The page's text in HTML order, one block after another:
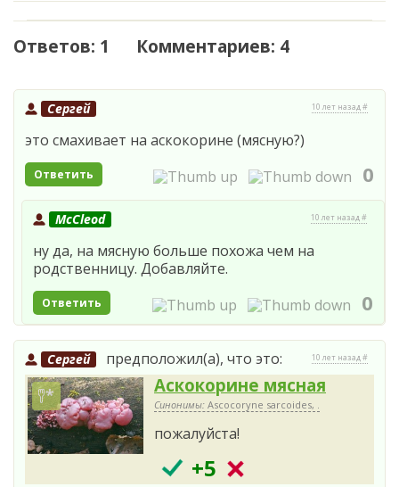
Ответов: 1 Комментариев: 4
Сергей 10 лет назад #
это смахивает на аскокорине (мясную?)
Ответить 0
McCleod 10 лет назад #
ну да, на мясную больше похожа чем на
родственницу. Добавляйте.
Ответить 0
Сергей предположил(а), что это: 10 лет назад #
Аскокорине мясная
Синонимы: Ascocoryne sarcoides, .
пожалуйста!
+5